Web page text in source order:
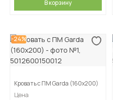
В корзину
-24%
Кровать с ПМ Garda (160х200)
Цена